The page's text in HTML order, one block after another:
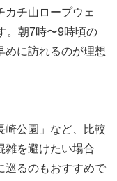
チ山ロープウェ
。朝7時〜9時頃の
めに訪れるのが理想
公園」など、比較
雑を避けたい場合
巡るのもおすすめで